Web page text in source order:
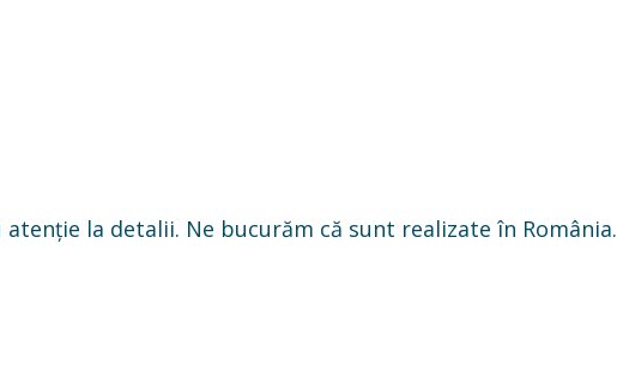
la detalii. Ne bucurăm că sunt realizate în România.